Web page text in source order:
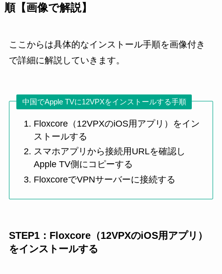
順【画像で解説】
ここからは具体的なインストール手順を画像付き
で詳細に解説していきます。
中国でApple TVに12VPXをインストールする手順
Floxcore（12VPXのiOS用アプリ）をイン
ストールする
スマホアプリから接続用URLを確認し
Apple TV側にコピーする
FloxcoreでVPNサーバーに接続する
STEP1：Floxcore（12VPXのiOS用アプリ）
をインストールする